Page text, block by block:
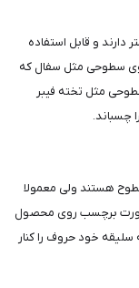
فومی ضخامت کمی در حدود 1 میلی‌متر دارند و قابل استفاده
سطوحی مثل سفال که
مثل تخته فیبر
چسباند.
هستند ولی معمولا
برچسب روی محصول
خود حروف را کنار